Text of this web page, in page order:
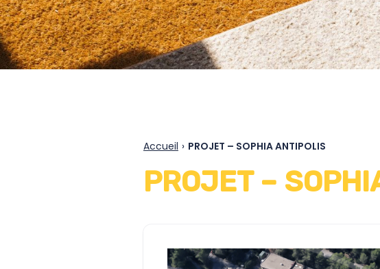
Accueil › PROJET – SOPHIA ANTIPOLIS
PROJET –